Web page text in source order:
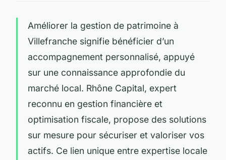
Améliorer la gestion de patrimoine à
Villefranche signifie bénéficier d’un
accompagnement personnalisé, appuyé
sur une connaissance approfondie du
marché local. Rhône Capital, expert
reconnu en gestion financière et
optimisation fiscale, propose des solutions
sur mesure pour sécuriser et valoriser vos
actifs. Ce lien unique entre expertise locale